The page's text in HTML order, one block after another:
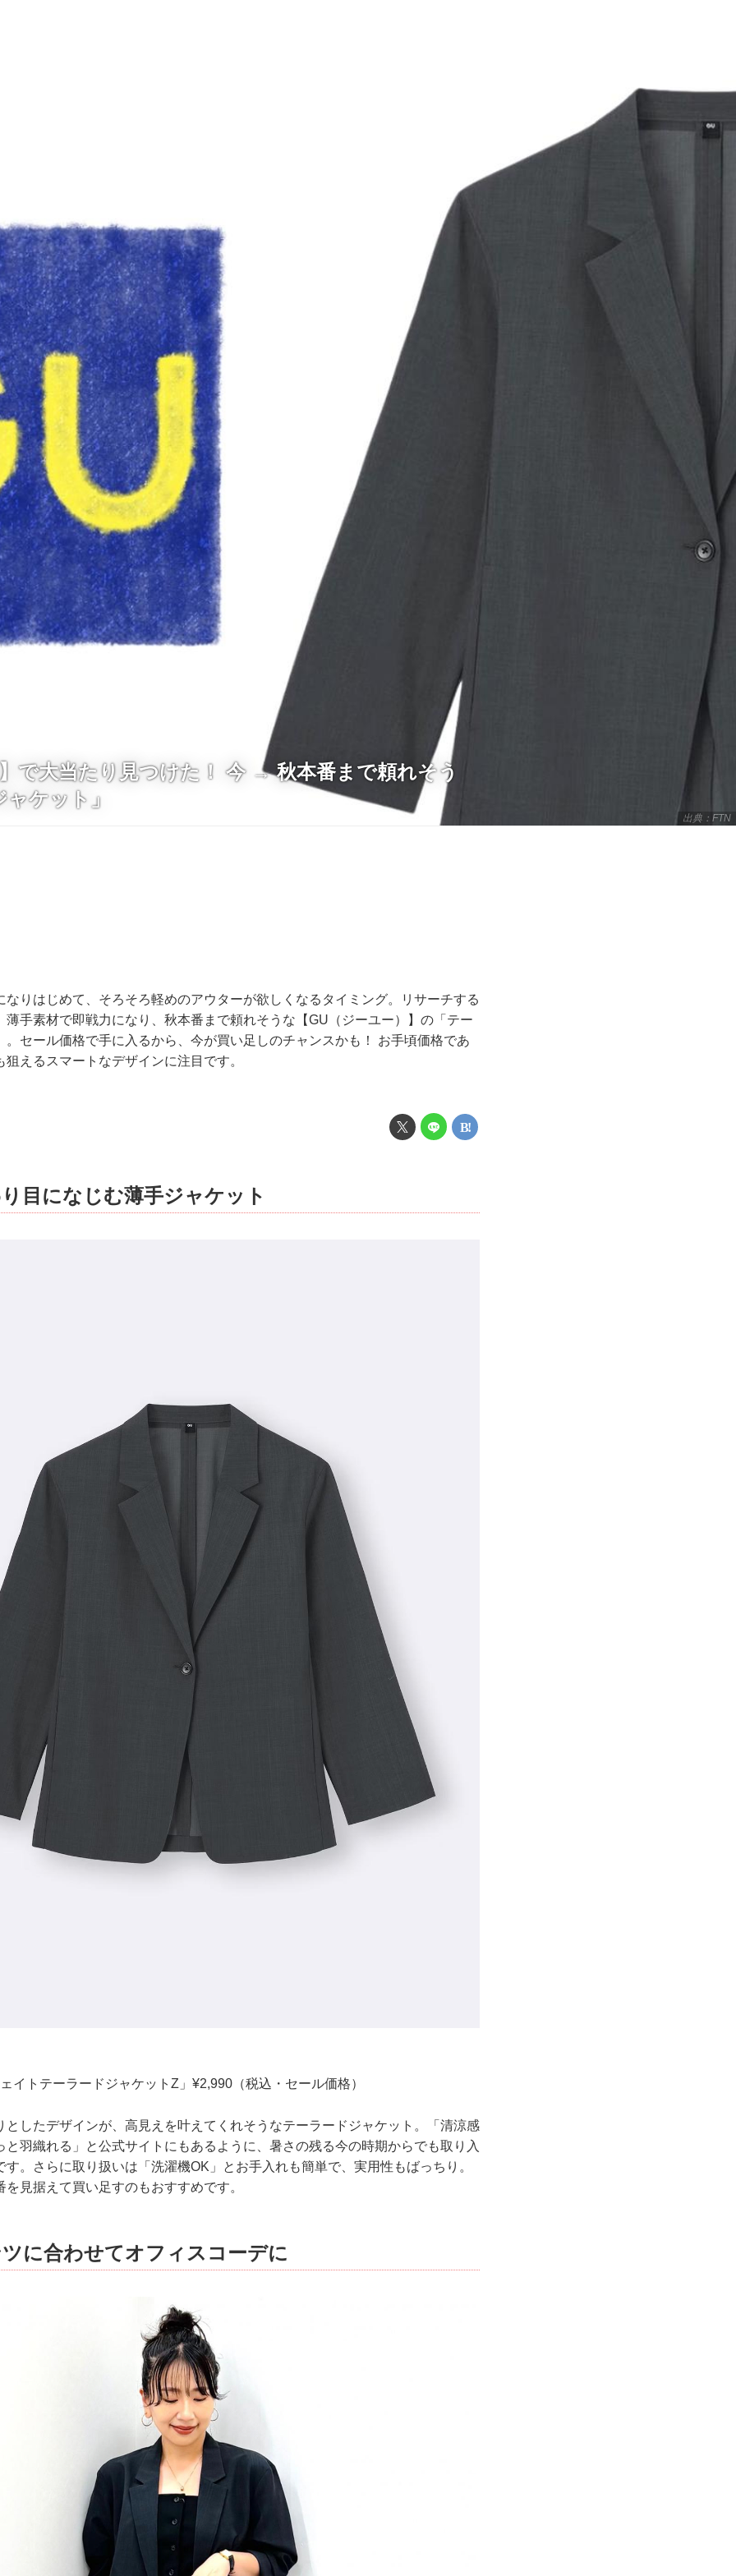
出典：FTN
で大当たり見つけた！ 今 → 秋本番まで頼れそう
ケット」
なりはじめて、そろそろ軽めのアウターが欲しくなるタイミング。リサーチする
薄手素材で即戦力になり、秋本番まで頼れそうな【GU（ジーユー）】の「テー
。セール価格で手に入るから、今が買い足しのチャンスかも！ お手頃価格であ
えるスマートなデザインに注目です。
目になじむ薄手ジャケット
イトテーラードジャケットZ」¥2,990（税込・セール価格）
としたデザインが、高見えを叶えてくれそうなテーラードジャケット。「清涼感
と羽織れる」と公式サイトにもあるように、暑さの残る今の時期からでも取り入
す。さらに取り扱いは「洗濯機OK」とお手入れも簡単で、実用性もばっちり。
見据えて買い足すのもおすすめです。
に合わせてオフィスコーデに